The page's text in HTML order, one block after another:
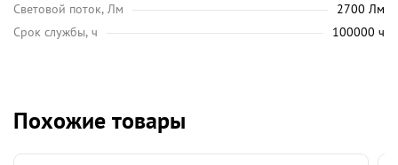
Световой поток, Лм
2700 Лм
Срок службы, ч
100000 ч
Похожие товары